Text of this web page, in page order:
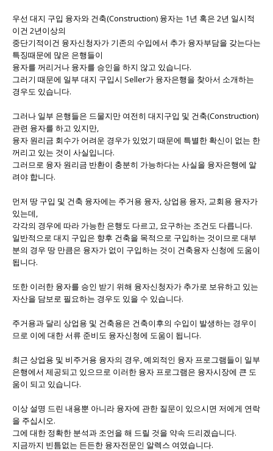
우선 대지 구입 융자와 건축(Construction) 융자는 1년 혹은 2년 일시적
이건 2년이상의
중단기적이건 융자신청자가 기존의 수입에서 추가 융자부담을 갖는다는
특징때문에 많은 은행들이
융자를 꺼리거나 융자를 승인을 하지 않고 있습니다.
그러기 때문에 일부 대지 구입시 Seller가 융자은행을 찾아서 소개하는
경우도 있습니다.
그러나 일부 은행들은 드물지만 여전히 대지구입 및 건축(Construction)
관련 융자를 하고 있지만,
융자 원리금 회수가 어려운 경우가 있었기 때문에 특별한 확신이 없는 한
꺼리고 있는 것이 사실입니다.
그러므로 융자 원리금 반환이 충분히 가능하다는 사실을 융자은행에 알
려야 합니다.
먼저 땅 구입 및 건축 융자에는 주거용 융자, 상업용 융자, 교회용 융자가
있는데,
각각의 경우에 따라 가능한 은행도 다르고, 요구하는 조건도 다릅니다.
일반적으로 대지 구입은 향후 건축을 목적으로 구입하는 것이므로 대부
분의 경우 땅 만큼은 융자가 없이 구입하는 것이 건축융자 신청에 도움이
됩니다.
또한 이러한 융자를 승인 받기 위해 융자신청자가 추가로 보유하고 있는
자산을 담보로 필요하는 경우도 있을 수 있습니다.
주거용과 달리 상업용 및 건축용은 건축이후의 수입이 발생하는 경우이
므로 이에 대한 서류 준비도 융자신청에 도움이 됩니다.
최근 상업용 및 비주거용 융자의 경우, 예외적인 융자 프로그램들이 일부
은행에서 제공되고 있으므로 이러한 융자 프로그램은 융자시장에 큰 도
움이 되고 있습니다.
이상 설명 드린 내용뿐 아니라 융자에 관한 질문이 있으시면 저에게 연락
을 주십시오.
그에 대한 정확한 분석과 조언을 해 드릴 것을 약속 드리겠습니다.
지금까지 빈틈없는 든든한 융자전문인 알렉스 여였습니다.